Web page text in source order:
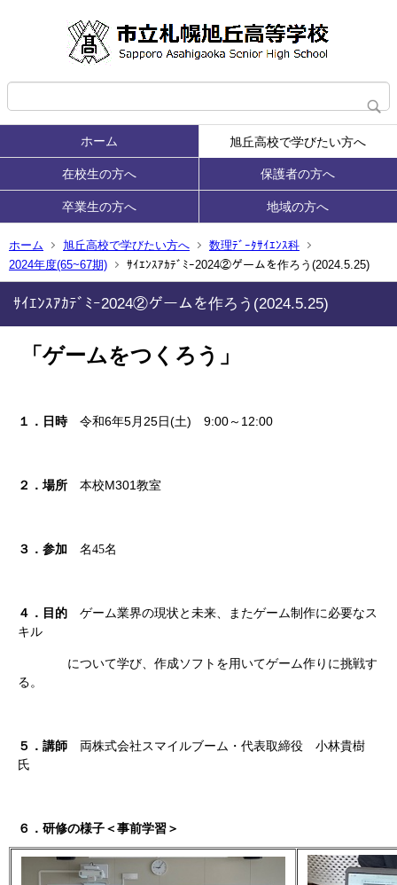
ホーム 旭丘高校で学びたい方へ
在校生の方へ 保護者の方へ
卒業生の方へ 地域の方へ
ホーム 旭丘高校で学びたい方へ
数理ﾃﾞｰﾀｻｲｴﾝｽ科
2024年度(65~67期)
ｻｲｴﾝｽｱｶﾃﾞﾐｰ2024②ゲームを作ろう(2024.5.25)
ｻｲｴﾝｽｱｶﾃﾞﾐｰ2024②ゲームを作ろう(2024.5.25)
「 ゲームをつくろう」
１．日時 令和6年5月 25 日 (土) 9:00 ～ 12:00
２．場所 本校M301 教室
３．参加 名45名
４．目的 ゲーム業界の現状と未来、またゲーム制作に必要なス
キル
について学び、 作成ソフトを用いてゲーム作りに挑戦す
る。
５．講師 両株式会社スマイルブーム・代表取締役 小林貴樹
氏
６．研修の様子＜事前学習＞